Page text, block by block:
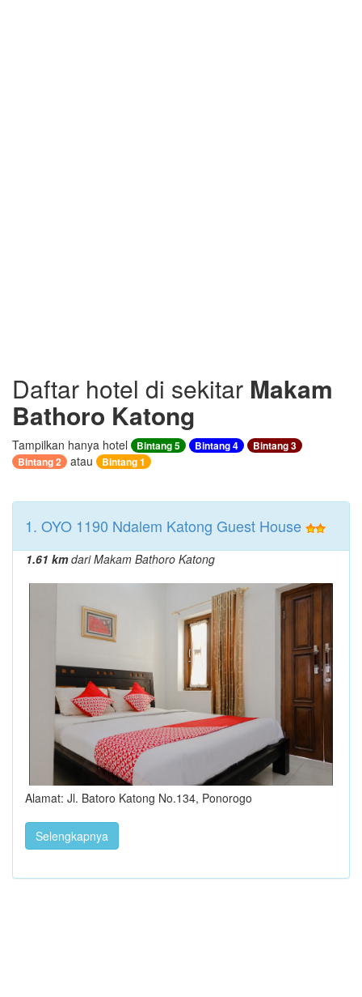
Daftar hotel di sekitar Makam
Bathoro Katong
Tampilkan hanya hotel Bintang 5 Bintang 4
Bintang 3
Bintang 2
atau Bintang 1
1. OYO 1190 Ndalem Katong Guest House
1.61 kmdari Makam Bathoro Katong
Alamat: Jl. Batoro Katong No.134, Ponorogo
Selengkapnya